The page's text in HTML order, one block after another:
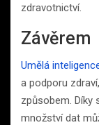
zdravotnictví.
Závěrem
Umělá
a podporu
způsobem. Díky
množství dat